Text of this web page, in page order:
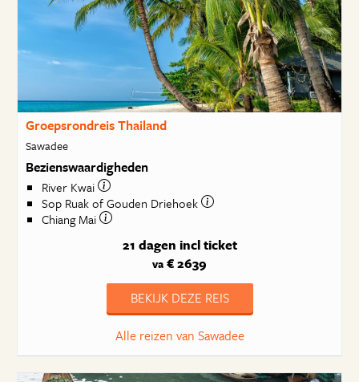
Groepsrondreis Thailand
Sawadee
Bezienswaardigheden
River Kwai
Sop Ruak of Gouden Driehoek
Chiang Mai
21 dagen incl ticket
va € 2639
BEKIJK DEZE REIS
Alle reizen van Sawadee